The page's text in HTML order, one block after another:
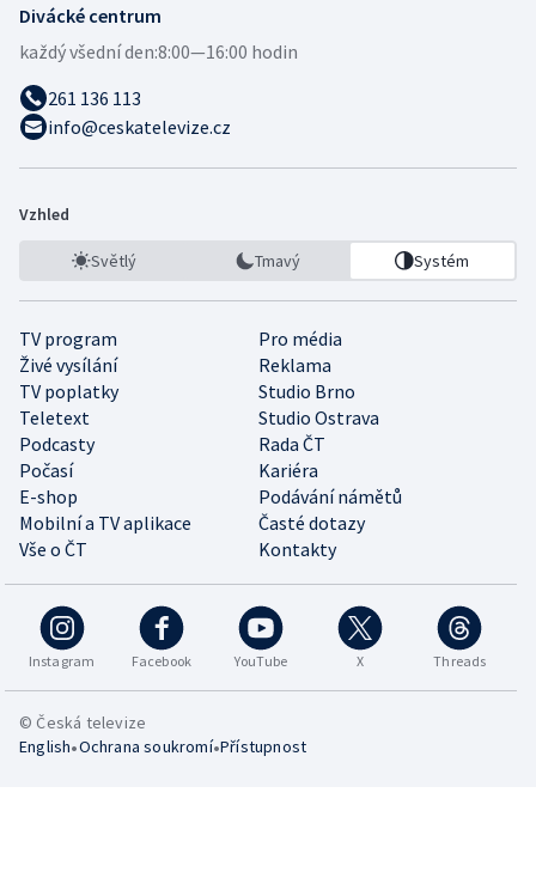
Divácké centrum
každý všední den:8:00—16:00 hodin
261 136 113
info@ceskatelevize.cz
Vzhled
Světlý Tmavý Systém
TV program
Pro média
Živé vysílání
Reklama
TV poplatky
Studio Brno
Teletext
Studio Ostrava
Podcasty
Rada ČT
Počasí
Kariéra
E-shop
Podávání námětů
Mobilní a TV aplikace
Časté dotazy
Vše o ČT
Kontakty
Instagram Facebook YouTube X Threads
© Česká televize
English•Ochrana soukromí•Přístupnost